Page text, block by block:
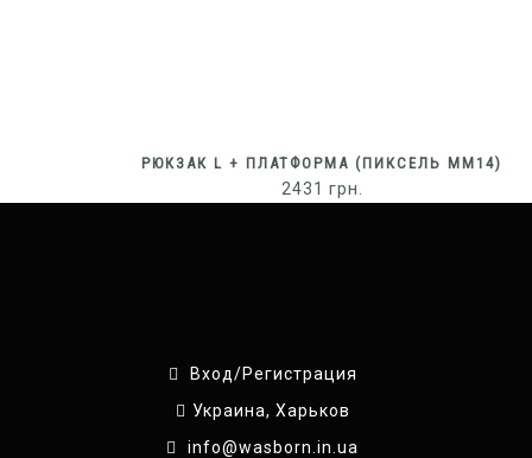
РЮКЗАК L + ПЛАТФОРМА (ПИКСЕЛЬ ММ14)
2431 грн.
Вход/Регистрация
Украина, Харьков
info@wasborn.in.ua